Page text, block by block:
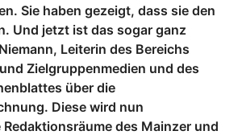
Sie haben gezeigt, dass sie den
Und jetzt ist das sogar ganz
Leiterin des Bereichs
Zielgruppenmedien und des
über die
Diese wird nun
des Mainzer und